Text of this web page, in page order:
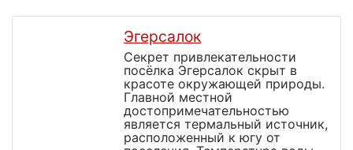
Эгерсалок
Секрет привлекательности
посёлка Эгерсалок скрыт в
красоте окружающей природы.
Главной местной
достопримечательностью
является термальный источник,
расположенный к югу от